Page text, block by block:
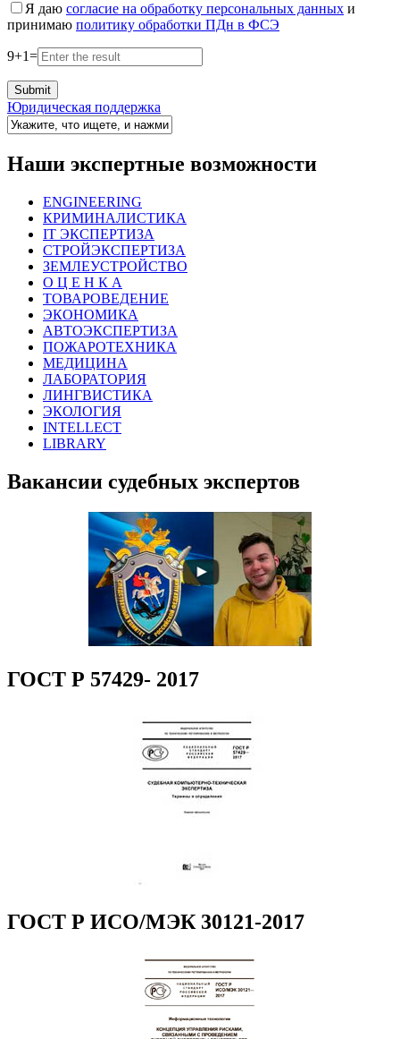
Я даю согласие на обработку персональных данных и
принимаю политику обработки ПДн в ФСЭ
9+1=
Юридическая поддержка
Наши экспертные возможности
ENGINEERING
КРИМИНАЛИСТИКА
IT ЭКСПЕРТИЗА
СТРОЙЭКСПЕРТИЗА
ЗЕМЛЕУСТРОЙСТВО
О Ц Е Н К А
ТОВАРОВЕДЕНИЕ
ЭКОНОМИКА
АВТОЭКСПЕРТИЗА
ПОЖАРОТЕХНИКА
МЕДИЦИНА
ЛАБОРАТОРИЯ
ЛИНГВИСТИКА
ЭКОЛОГИЯ
INTELLECT
LIBRARY
Вакансии судебных экспертов
ГОСТ Р 57429- 2017
ГОСТ Р ИСО/МЭК 30121-2017